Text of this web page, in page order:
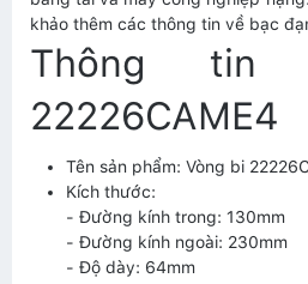
khảo thêm các thông tin về bạc
Thông tin
22226CAME4
Tên sản phẩm: Vòng bi
Kích thước:
- Đường kính trong: 130mm
- Đường kính ngoài: 230mm
- Độ dày: 64mm